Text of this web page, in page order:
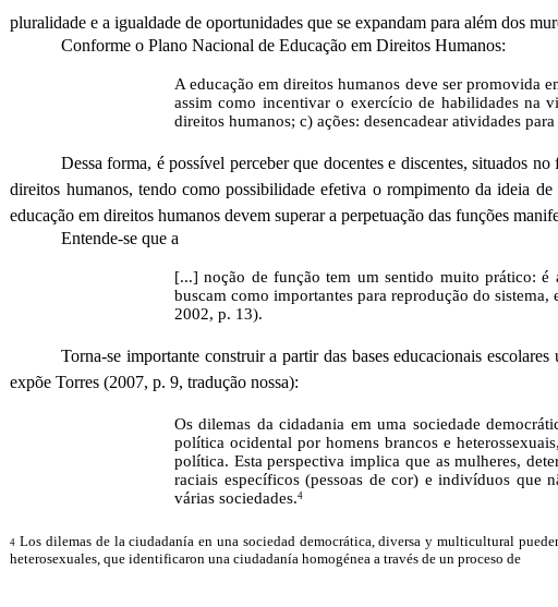
pluralidade e a igualdade de oportunidades que se expandam para além dos
Conforme o Plano Nacional de Educação em Direitos Humanos:
A educação em direitos humanos deve ser promovida
assim como incentivar o exercício de habilidades na
direitos humanos; c) ações: desencadear atividades
Dessa forma, é possível perceber que docentes e discentes, situados
direitos humanos, tendo como possibilidade efetiva o rompimento da ideia
educação em direitos humanos devem superar a perpetuação das funções
Entende-se que a
[...] noção de função tem um sentido muito prático: é
buscam como importantes para reprodução do sistema,
2002, p. 13).
Torna-se importante construir a partir das bases educacionais
expõe Torres (2007, p. 9, tradução nossa):
Os dilemas da cidadania em uma sociedade
política ocidental por homens brancos e
política. Esta perspectiva implica que as mulheres,
raciais específicos (pessoas de cor) e indivíduos que
várias sociedades.4
4 Los dilemas de la ciudadanía en una sociedad democrática, diversa y multicultural
heterosexuales, que identificaron una ciudadanía homogénea a través de un proceso de